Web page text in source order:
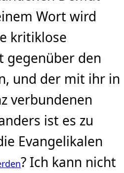
Wort wird
kritiklose
gegenüber den
und der mit ihr in
verbundenen
ist es zu
Evangelikalen
? Ich kann nicht